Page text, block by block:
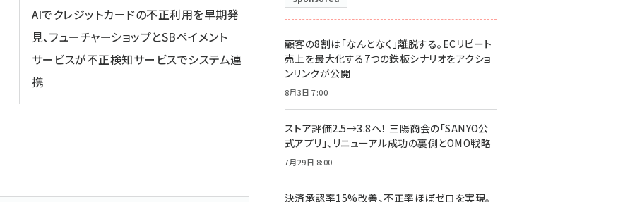
AIでクレジットカードの不正利用を早期発
見、フューチャーショップとSBペイメント
サービスが不正検知サービスでシステム連
携
顧客の8割は「なんとなく」離脱する。ECリピート
売上を最大化する7つの鉄板シナリオをアクショ
ンリンクが公開
8月3日 7:00
ストア評価2.5→3.8へ！ 三陽商会の「SANYO公
式アプリ」、リニューアル成功の裏側とOMO戦略
7月29日 8:00
決済承認率15%改善、不正率ほぼゼロを実現。